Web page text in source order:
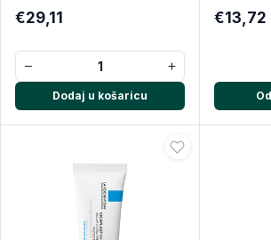
€29,11
− +
Dodaj u košaricu